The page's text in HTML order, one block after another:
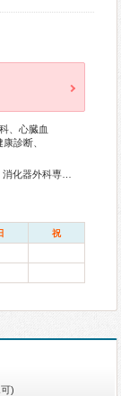
、心臓血
診断、
祝
)